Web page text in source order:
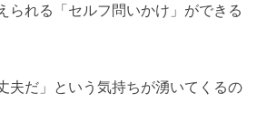
られる「セルフ問いかけ」ができる
夫だ」という気持ちが湧いてくるの